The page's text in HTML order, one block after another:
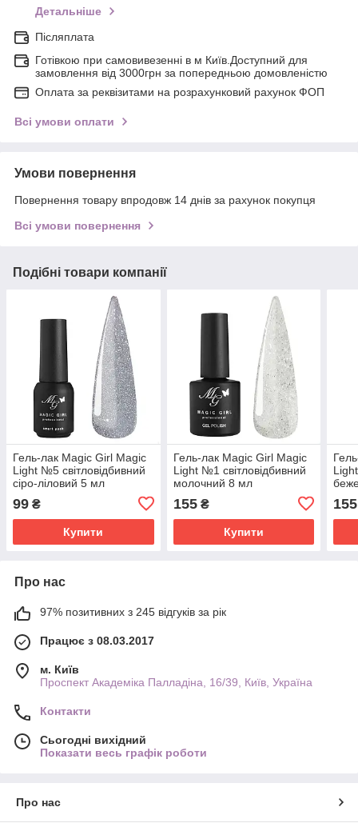
Детальніше
Післяплата
Готівкою при самовивезенні в м Київ.Доступний для
замовлення від 3000грн за попередньою домовленістю
Оплата за реквізитами на розрахунковий рахунок ФОП
Всі умови оплати
Умови повернення
Повернення товару впродовж 14 днів за рахунок покупця
Всі умови повернення
Подібні товари компанії
Гель-лак Magic Girl Magic
Light №5 світловідбивний
сіро-ліловий 5 мл
99 ₴
Купити
Гель-лак Magic Girl Magic
Light №1 світловідбивний
молочний 8 мл
155₴
Купити
155
Про нас
97% позитивних з 245 відгуків за рік
Працює з 08.03.2017
м. Київ
Проспект Академіка Палладіна, 16/39, Київ, Україна
Контакти
Сьогодні вихідний
Показати весь графік роботи
Про нас